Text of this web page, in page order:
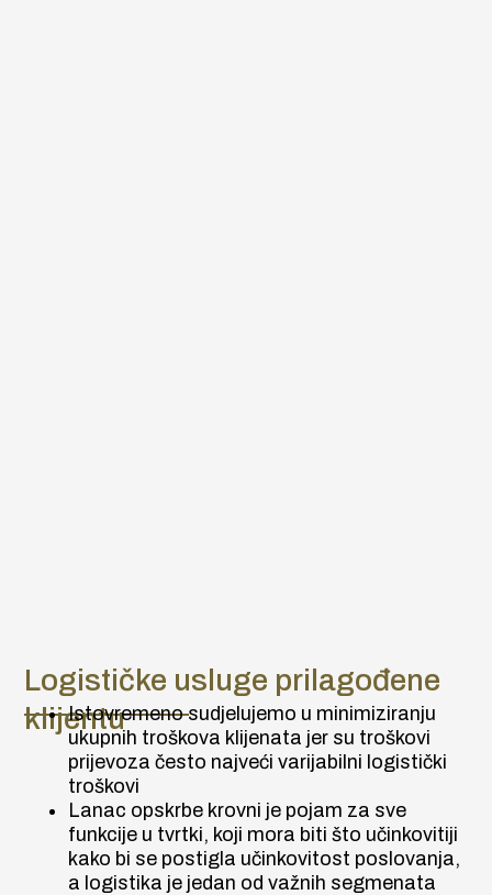
Logističke usluge prilagođene
klijentu
Istovremeno sudjelujemo u minimiziranju
ukupnih troškova klijenata jer su troškovi
prijevoza često najveći varijabilni logistički
troškovi
Lanac opskrbe krovni je pojam za sve
funkcije u tvrtki, koji mora biti što učinkovitiji
kako bi se postigla učinkovitost poslovanja,
a logistika je jedan od važnih segmenata